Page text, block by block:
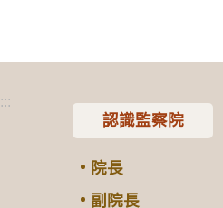
:::
認識監察院
院長
副院長